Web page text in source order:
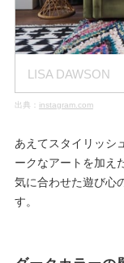
LISA DAWSON
出典： instagram.com
あえてスタイリッシ
ークなアートを加え
気に合わせた遊び心
す。